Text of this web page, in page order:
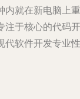
内就在新电脑上重
注于核心的代码开
代软件开发专业性